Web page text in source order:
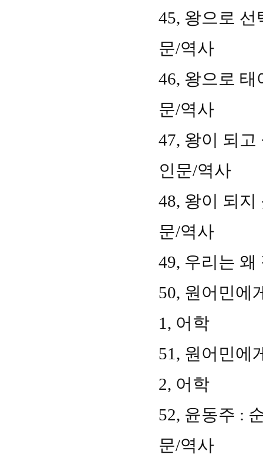
45, 왕으로
문/역사
46, 왕으로
문/역사
47, 왕이 되
인문/역사
48, 왕이 되
문/역사
49, 우리는 왜
50, 원어민에
1, 어학
51, 원어민에
2, 어학
52, 윤동주 :
문/역사